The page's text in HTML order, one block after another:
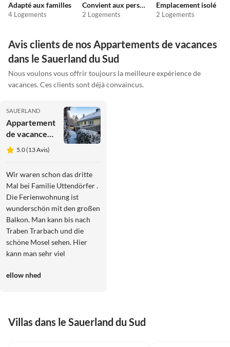
Adapté aux familles
4 Logements
Convient aux personnes allergiques
2 Logements
Emplacement isolé
2 Logements
Avis clients de nos Appartements de vacances
dans le Sauerland du Sud
Nous voulons vous offrir toujours la meilleure expérience de
vacances. Ces clients sont déjà convaincus.
SAUERLAND
Appartement
de vacances
Appartement
de rêve sur
moulin
5.0 (13 Avis)
Wir waren schon das dritte
Mal bei Familie Uttendörfer .
Die Ferienwohnung ist
wunderschön mit den großen
Balkon. Man kann bis nach
Traben Trarbach und die
schöne Mosel sehen. Hier
kann man sehr viel
Familie Uttendörfer noch viel
ellow nhed
Villas dans le Sauerland du Sud